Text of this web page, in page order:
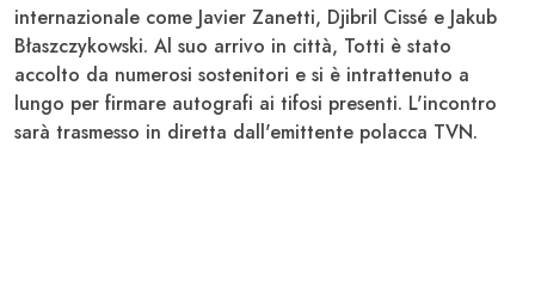
internazionale come Javier Zanetti, Djibril Cissé e Jakub
Błaszczykowski. Al suo arrivo in città, Totti è stato
accolto da numerosi sostenitori e si è intrattenuto a
lungo per firmare autografi ai tifosi presenti. L'incontro
sarà trasmesso in diretta dall'emittente polacca TVN.